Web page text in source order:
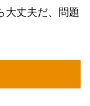
大丈夫だ、問題